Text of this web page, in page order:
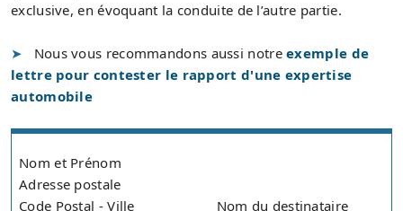
exclusive, en évoquant la conduite de l’autre partie.
Nous vous recommandons aussi notreexemple de
lettre pour contester le rapport d'une expertise
automobile
Nom et Prénom
Adresse postale
Code Postal - Ville
Nom du destinataire